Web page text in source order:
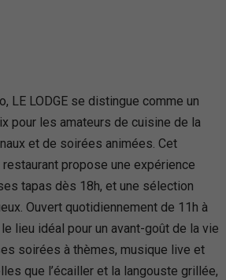
LE LODGE se distingue comme un
pour les amateurs de cuisine de la
et de soirées animées. Cet
propose une expérience
tapas dès 18h, et une sélection
Ouvert quotidiennement de 11h à
lieu idéal pour un avant-goût de la vie
soirées à thèmes, musique live et
que l’écailler et la langouste grillée,